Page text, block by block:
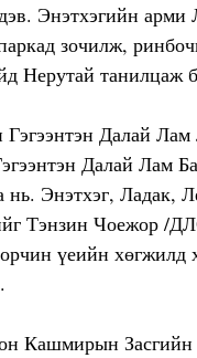
Энэтхэгийн арми
зочилж,
Нерутай танилцаж
Далай Лам
нь. Энэтхэг, Ладак,
Тэнзин Чоежор /
үеийн хөгжилд
Кашмирын Засгийн